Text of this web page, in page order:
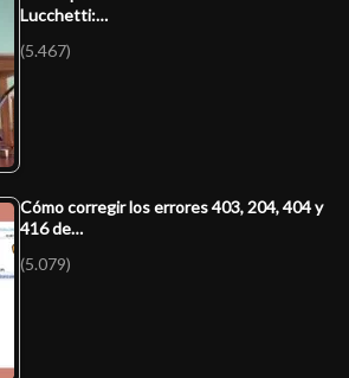
Lucchetti:…
(5.467)
Cómo corregir los errores 403, 204, 404 y
416 de…
(5.079)